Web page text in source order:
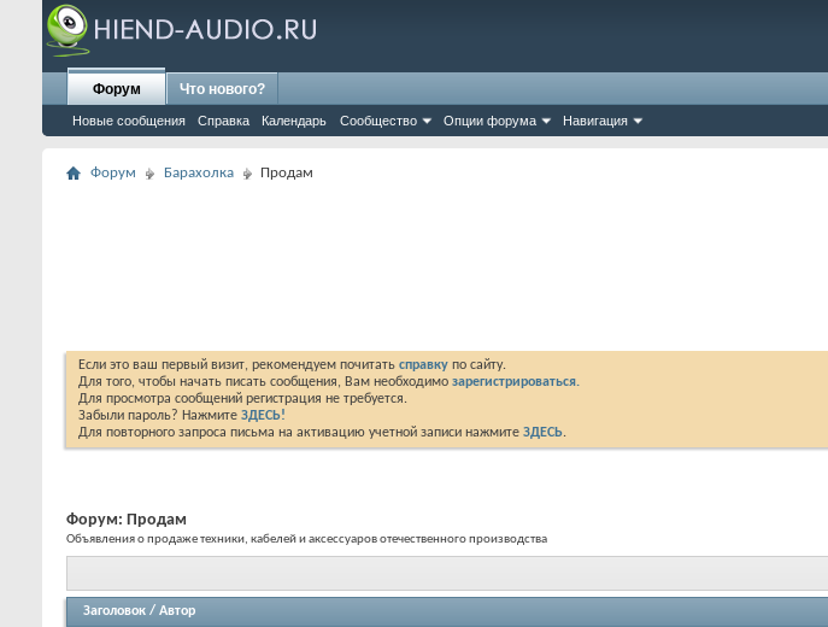
Форум
Новые сообщения Справка Календарь Сообщество Опции форума Навигация
Что нового?
Форум Барахолка Продам
Если это ваш первый визит, рекомендуем почитать справку по сайту.
Для того, чтобы начать писать сообщения, Вам необходимо зарегистрироваться.
Для просмотра сообщений регистрация не требуется.
Забыли пароль? Нажмите ЗДЕСЬ!
Для повторного запроса письма на активацию учетной записи нажмите ЗДЕСЬ.
Форум: Продам
Объявления о продаже техники, кабелей и аксессуаров отечественного производства
Заголовок / Автор